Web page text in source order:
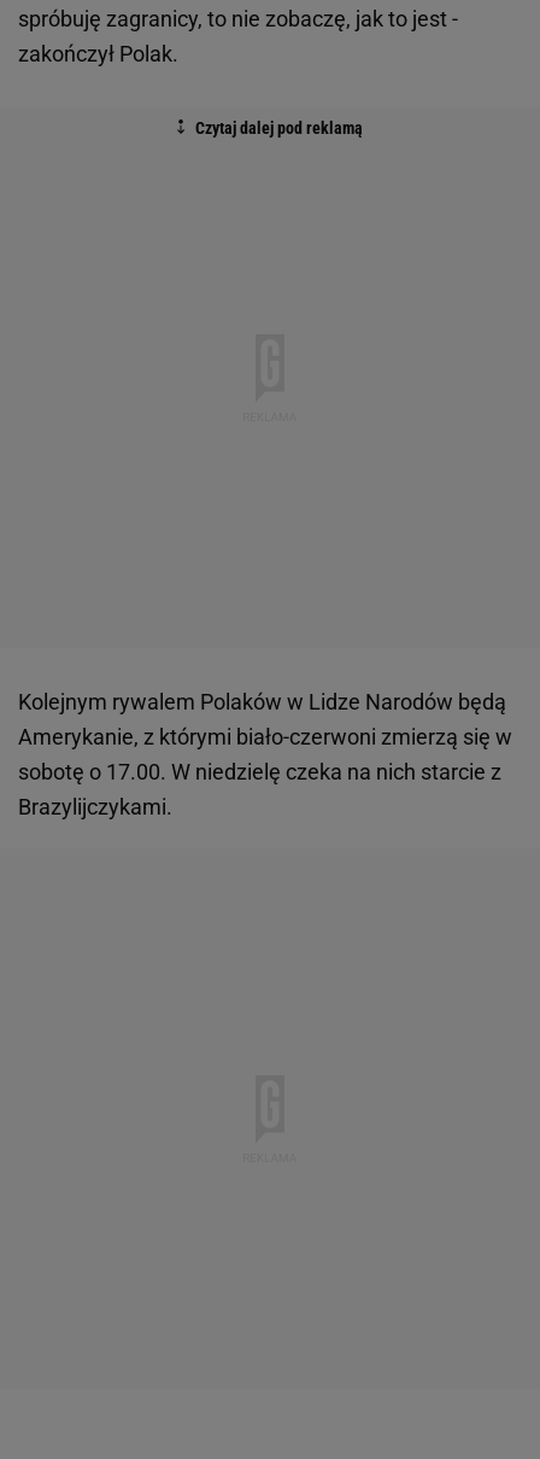
spróbuję zagranicy, to nie zobaczę, jak to jest -
zakończył Polak.
Kolejnym rywalem Polaków w Lidze Narodów będą
Amerykanie, z którymi biało-czerwoni zmierzą się w
sobotę o 17.00. W niedzielę czeka na nich starcie z
Brazylijczykami.